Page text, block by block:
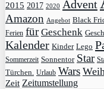
2015 2017 2020 Advent
Amazon Angebot Black
Ferien für Geschenk
Kalender Kinder Lego
Sommerzeit Sonnentor Star
Türchen. Urlaub Wars
Zeit Zeitumstellung